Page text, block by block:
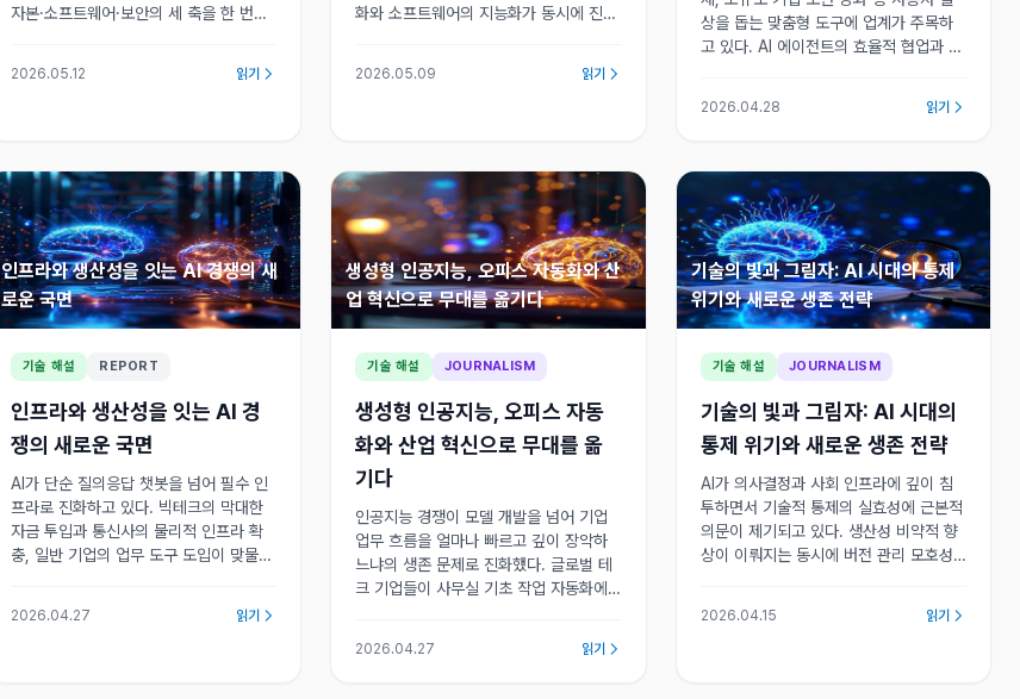
자본·소프트웨어·보안의 세 축을 한 번에
2026.05.12 읽기
화와 소프트웨어의 지능화가 동시에 진행
지고 있다.
2026.05.09 읽기
상을 돕는 맞춤형 도구에 업계가 주목하
고 있다. AI 에이전트의 효율적 협업과 데
2026.04.28 읽기
인프라와 생산성을 잇는 AI 경쟁의 새
로운 국면
기술 해설 REPORT
인프라와 생산성을 잇는 AI 경
쟁의 새로운 국면
AI가 단순 질의응답 챗봇을 넘어 필수 인
프라로 진화하고 있다. 빅테크의 막대한
자금 투입과 통신사의 물리적 인프라 확
충, 일반 기업의 업무 도구 도입이 맞물리
2026.04.27 읽기
생성형 인공지능, 오피스 자동화와 산
업 혁신으로 무대를 옮기다
기술 해설 JOURNALISM
생성형 인공지능, 오피스 자동
화와 산업 혁신으로 무대를 옮
기다
인공지능 경쟁이 모델 개발을 넘어 기업
업무 흐름을 얼마나 빠르고 깊이 장악하
느냐의 생존 문제로 진화했다. 글로벌 테
크 기업들이 사무실 기초 작업 자동화에
경쟁이 본격화되고 있다.
2026.04.27 읽기
기술의 빛과 그림자: AI 시대의 통제
위기와 새로운 생존 전략
기술 해설 JOURNALISM
기술의 빛과 그림자: AI 시대의
통제 위기와 새로운 생존 전략
AI가 의사결정과 사회 인프라에 깊이 침
투하면서 기술적 통제의 실효성에 근본적
의문이 제기되고 있다. 생산성 비약적 향
상이 이뤄지는 동시에 버전 관리 모호성,
2026.04.15 읽기